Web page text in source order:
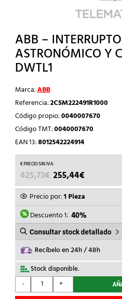
ABB –
ASTRONÓMICO Y
DWTL1
Marca:ABB
Referencia:2CSM222491R1000
Código propio:0040007670
Código TMT:0040007670
EAN 13:8012542224914
425,73€ EL
PRECIO
ORIGINAL
ERA:
425,73€.
255,44€
PRECIO
ACTUAL
ES:
255,44€.
Precio por:1 Pieza
Descuento 1: 40%
Consultar stock detallado
Recíbelo en 24h / 48h
Stock disponible.
-
ABB
-
+